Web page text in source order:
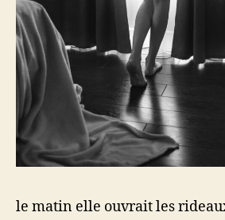
le matin elle ouvrait les